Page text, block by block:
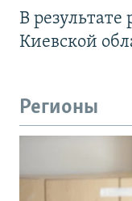
В результате
Киевской
Регионы